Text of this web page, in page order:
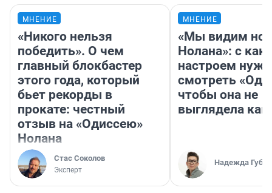
МНЕНИЕ
«Никого нельзя
победить». О чем
главный блокбастер
этого года, который
бьет рекорды в
прокате: честный
отзыв на «Одиссею»
Нолана
Стас Соколов
Эксперт
МНЕНИЕ
«Мы видим
Нолана»: с
настроем
смотреть
чтобы она не
выглядела как
Надежда